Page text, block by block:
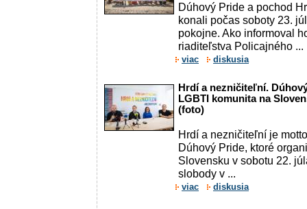
Dúhový Pride a pochod
konali počas soboty 23.
pokojne. Ako informoval
riaditeľstva Policajného ...
viac diskusia
Hrdí a nezničiteľní.
LGBTI komunita na
(foto)
Hrdí a nezničiteľní je
Dúhový Pride, ktoré
Slovensku v sobotu 22.
slobody v ...
viac diskusia